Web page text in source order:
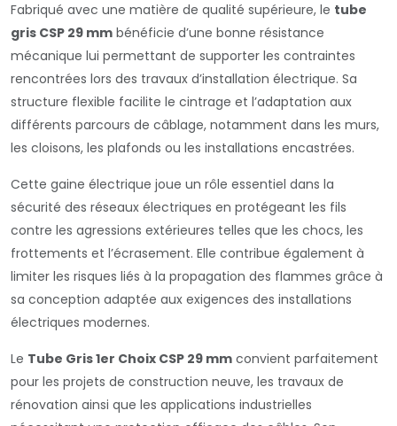
Fabriqué avec une matière de qualité supérieure, le tube
gris CSP 29 mm bénéficie d’une bonne résistance
mécanique lui permettant de supporter les contraintes
rencontrées lors des travaux d’installation électrique. Sa
structure flexible facilite le cintrage et l’adaptation aux
différents parcours de câblage, notamment dans les murs,
les cloisons, les plafonds ou les installations encastrées.
Cette gaine électrique joue un rôle essentiel dans la
sécurité des réseaux électriques en protégeant les fils
contre les agressions extérieures telles que les chocs, les
frottements et l’écrasement. Elle contribue également à
limiter les risques liés à la propagation des flammes grâce à
sa conception adaptée aux exigences des installations
électriques modernes.
Le Tube Gris 1er Choix CSP 29 mm convient parfaitement
pour les projets de construction neuve, les travaux de
rénovation ainsi que les applications industrielles